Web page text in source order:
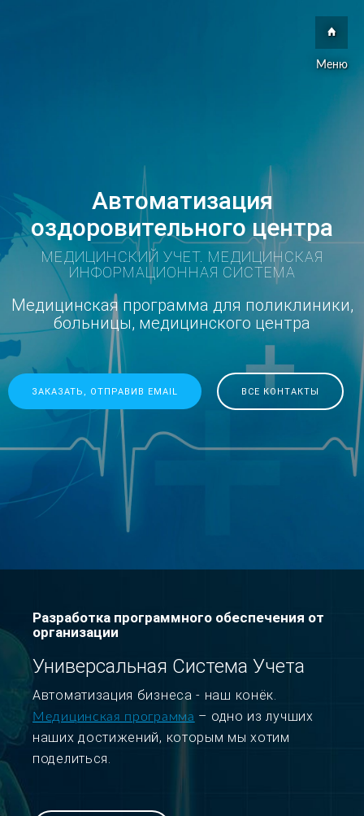
Меню
Автоматизация
оздоровительного центра
МЕДИЦИНСКИЙ УЧЕТ. МЕДИЦИНСКАЯ
ИНФОРМАЦИОННАЯ СИСТЕМА
Медицинская программа для поликлиники,
больницы, медицинского центра
ЗАКАЗАТЬ, ОТПРАВИВ EMAIL ВСЕ КОНТАКТЫ
Разработка программного обеспечения от
организации
Универсальная Система Учета
Автоматизация бизнеса - наш конёк.
Медицинская программа – одно из лучших
наших достижений, которым мы хотим
поделиться.